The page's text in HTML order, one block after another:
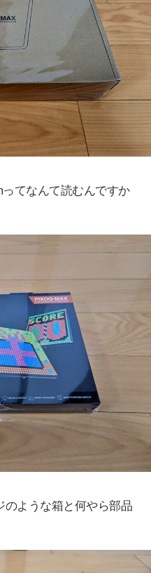
ってなんて読むんですか
のような箱と何やら部品